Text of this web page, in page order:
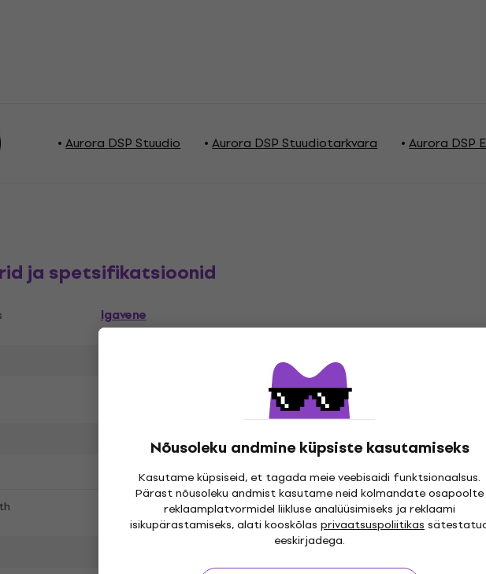
Nõusoleku andmine küpsiste kasutamiseks
Kasutame küpsiseid, et tagada meie veebisaidi funktsionaalsus.
Pärast nõusoleku andmist kasutame neid kolmandate osapoolte
reklaamplatvormidel liikluse analüüsimiseks ja reklaami
isikupärastamiseks, alati kooskõlas privaatsuspoliitikas
eeskirjadega.
Aurora DSP Stuudio Aurora DSP Stuudiotarkvara Aurora DSP
ja spetsifikatsioonid
Igavene
Kompressor,Virtual Effects Compatibility
All major DAWs